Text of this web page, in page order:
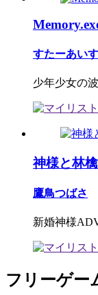
すたーあい
少年少女の
神様と林檎
鷹鳥つばさ
新婚神様
フリーゲー